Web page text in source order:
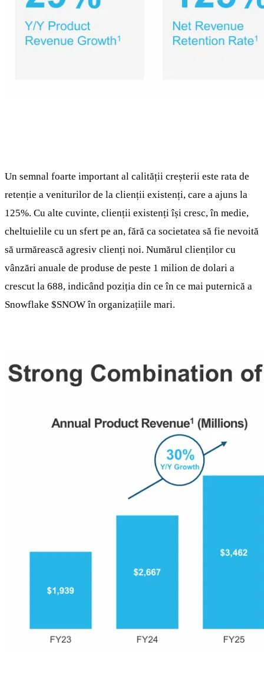
Un semnal foarte important al calității creșterii este rata de
retenție a veniturilor de la clienții existenți, care a ajuns la
125%. Cu alte cuvinte, clienții existenți își cresc, în medie,
cheltuielile cu un sfert pe an, fără ca societatea să fie nevoită
să urmărească agresiv clienți noi. Numărul clienților cu
vânzări anuale de produse de peste 1 milion de dolari a
crescut la 688, indicând poziția din ce în ce mai puternică a
Snowflake $SNOWîn organizațiile mari.